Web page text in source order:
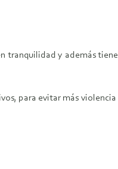
tranquilidad y además
para evitar más violencia